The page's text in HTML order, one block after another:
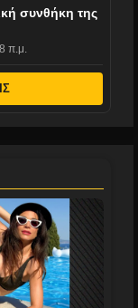
συνθήκη της
π.μ.